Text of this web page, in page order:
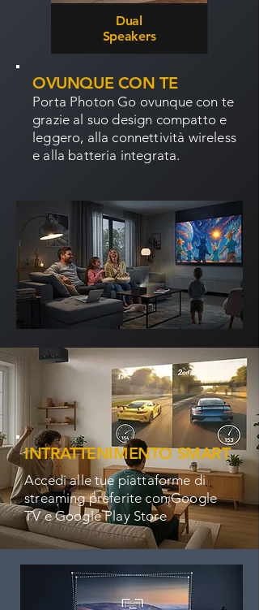
Dual
Speakers
OVUNQUE CON TE
Porta Photon Go ovunque con te
grazie al suo design compatto e
leggero, alla connettività wireless
e alla batteria integrata.
INTRATTENIMENTO SMART
Accedi alle tue piattaforme di
streaming preferite con Google
TV e Google Play Store